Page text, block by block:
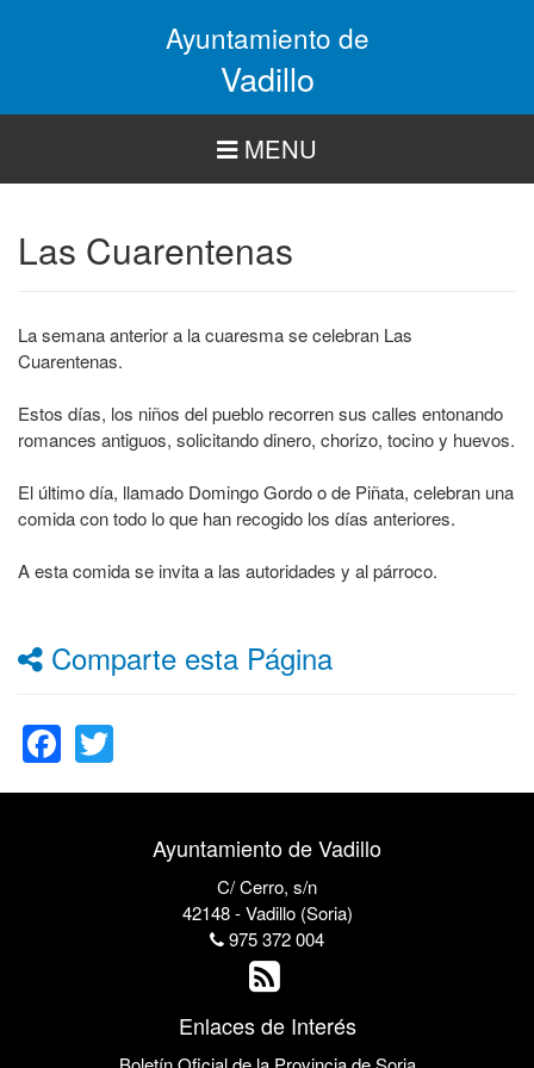
Ayuntamiento de
Vadillo
MENU
Las Cuarentenas
La semana anterior a la cuaresma se celebran Las
Cuarentenas.
Estos días, los niños del pueblo recorren sus calles entonando
romances antiguos, solicitando dinero, chorizo, tocino y huevos.
El último día, llamado Domingo Gordo o de Piñata, celebran una
comida con todo lo que han recogido los días anteriores.
A esta comida se invita a las autoridades y al párroco.
Comparte esta Página
Facebook
Ayuntamiento de Vadillo
C/ Cerro, s/n
42148 - Vadillo (Soria)
975 372 004
Enlaces de Interés